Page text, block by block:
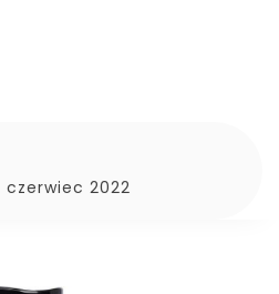
czerwiec 2022